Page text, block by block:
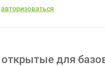
авторизоваться
для